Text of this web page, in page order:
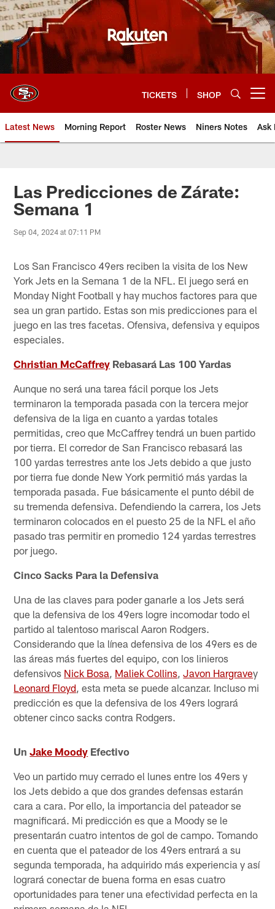
Skip
to
main
content
TICKETS SHOP
Latest News Morning Report Roster News Niners Notes Ask
Las Predicciones de Zárate:
Semana 1
Sep 04, 2024 at 07:11 PM
Los San Francisco 49ers reciben la visita de los New
York Jets en la Semana 1 de la NFL. El juego será en
Monday Night Football y hay muchos factores para que
sea un gran partido. Estas son mis predicciones para el
juego en las tres facetas. Ofensiva, defensiva y equipos
especiales.
Christian McCaffrey Rebasará Las 100 Yardas
Aunque no será una tarea fácil porque los Jets
terminaron la temporada pasada con la tercera mejor
defensiva de la liga en cuanto a yardas totales
permitidas, creo que McCaffrey tendrá un buen partido
por tierra. El corredor de San Francisco rebasará las
100 yardas terrestres ante los Jets debido a que justo
por tierra fue donde New York permitió más yardas la
temporada pasada. Fue básicamente el punto débil de
su tremenda defensiva. Defendiendo la carrera, los Jets
terminaron colocados en el puesto 25 de la NFL el año
pasado tras permitir en promedio 124 yardas terrestres
por juego.
Cinco Sacks Para la Defensiva
Una de las claves para poder ganarle a los Jets será
que la defensiva de los 49ers logre incomodar todo el
partido al talentoso mariscal Aaron Rodgers.
Considerando que la línea defensiva de los 49ers es de
las áreas más fuertes del equipo, con los linieros
defensivos Nick Bosa Maliek Collins ,Javon Hargravey
Leonard Floyd , esta meta se puede alcanzar. Incluso mi
predicción es que la defensiva de los 49ers logrará
obtener cinco sacks contra Rodgers.
UnJake Moody Efectivo
Veo un partido muy cerrado el lunes entre los 49ers y
los Jets debido a que dos grandes defensas estarán
cara a cara. Por ello, la importancia del pateador se
magnificará. Mi predicción es que a Moody se le
presentarán cuatro intentos de gol de campo. Tomando
en cuenta que el pateador de los 49ers entrará a su
segunda temporada, ha adquirido más experiencia y así
logrará conectar de buena forma en esas cuatro
oportunidades para tener una efectividad perfecta en la